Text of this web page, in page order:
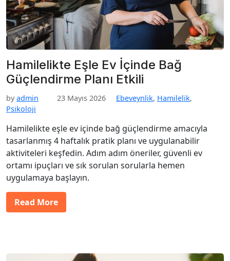
Hamilelikte Eşle Ev İçinde Bağ
Güçlendirme Planı Etkili
by admin 23 Mayıs 2026 Ebeveynlik, Hamilelik,
Psikoloji
Hamilelikte eşle ev içinde bağ güçlendirme amacıyla
tasarlanmış 4 haftalık pratik planı ve uygulanabilir
aktiviteleri keşfedin. Adım adım öneriler, güvenli ev
ortamı ipuçları ve sık sorulan sorularla hemen
uygulamaya başlayın.
Read More